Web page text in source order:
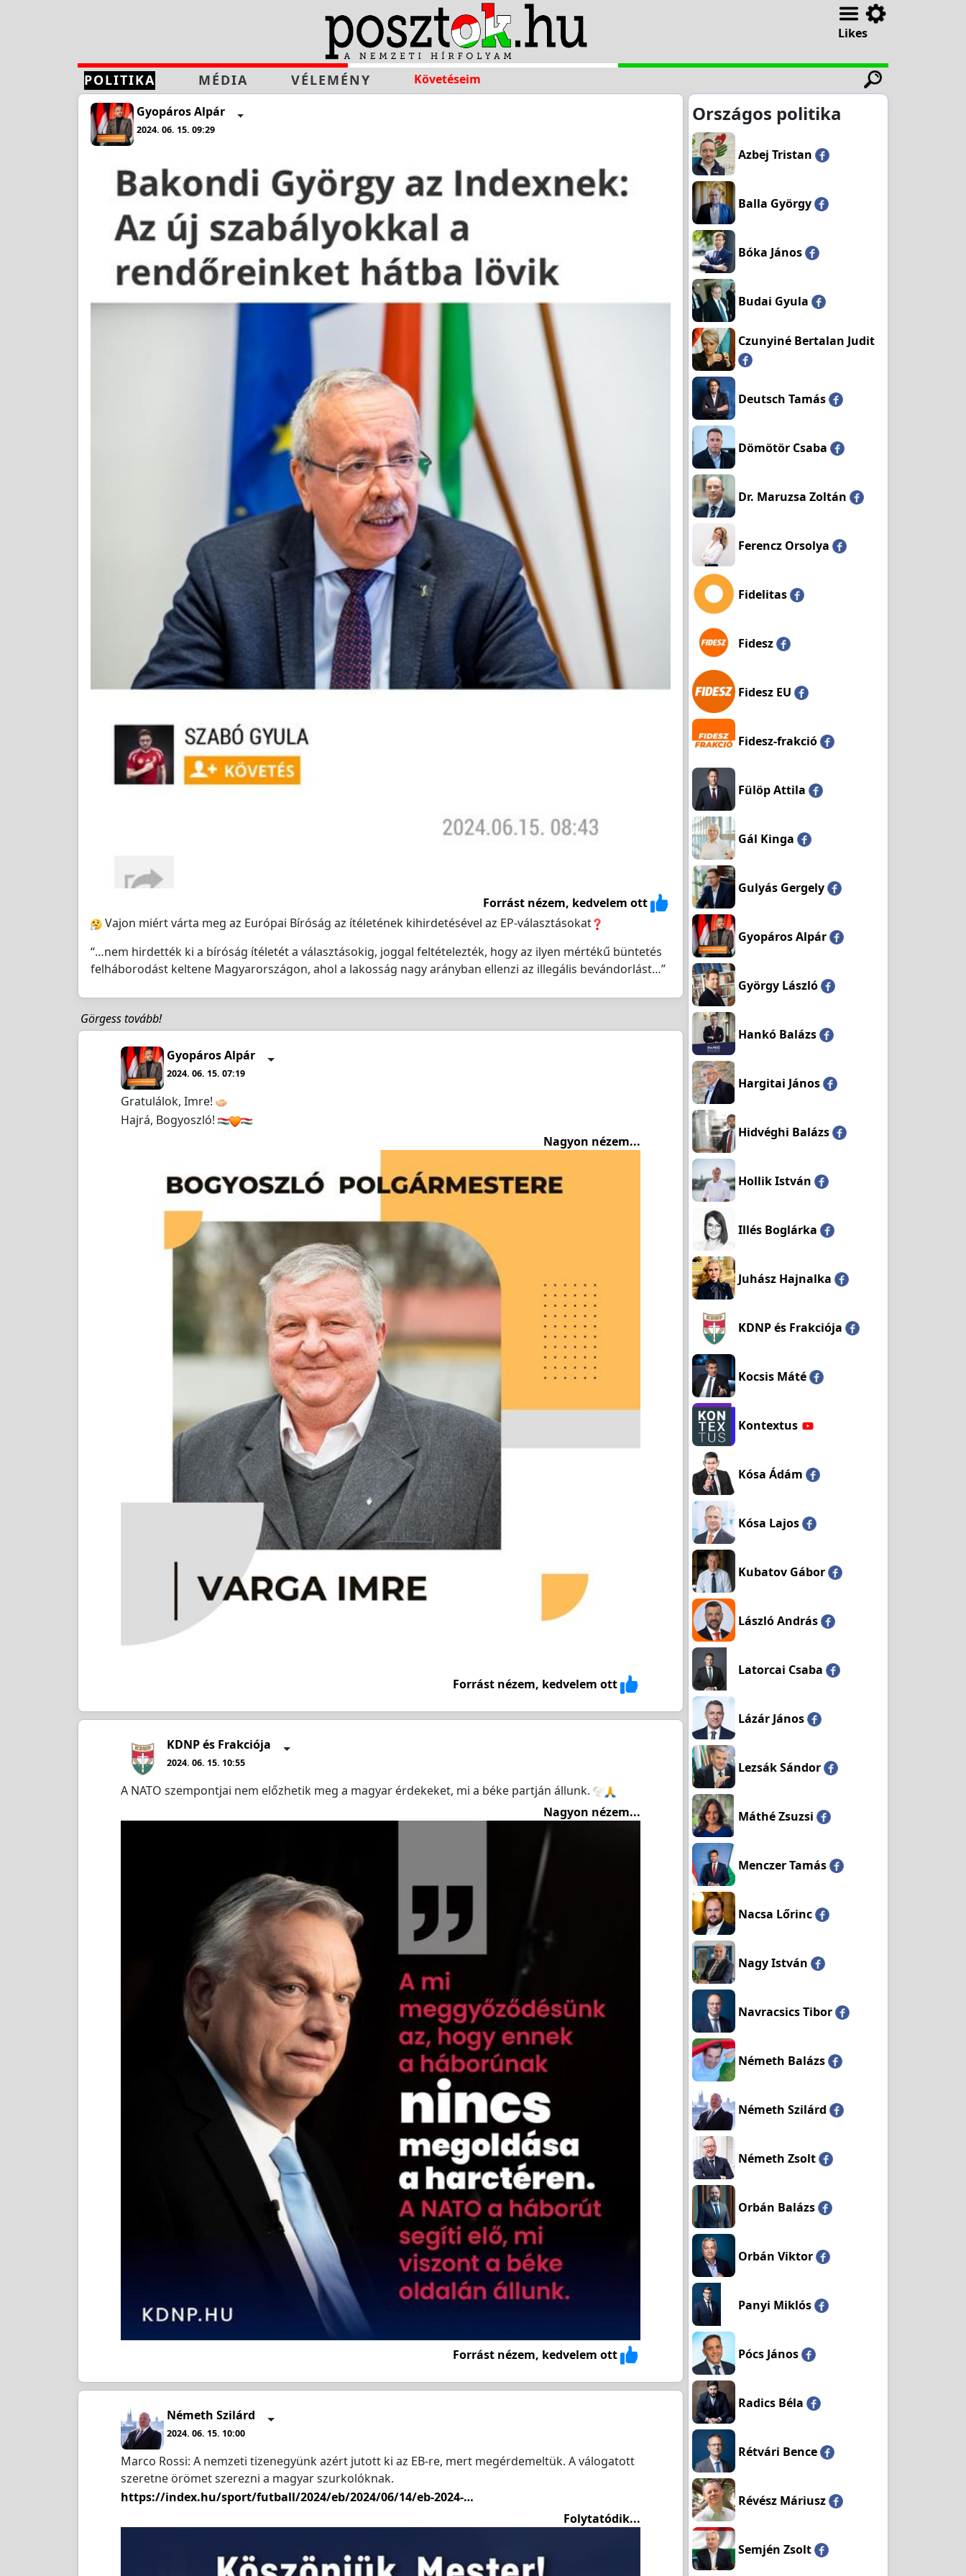
Likes
POLITIKA MÉDIA VÉLEMÉNY Követéseim
Gyopáros Alpár
2024. 06. 15. 09:29
Forrást nézem, kedvelem ott
Vajon miért várta meg az Európai Bíróság az ítéletének kihirdetésével az EP-választásokat
“…nem hirdették ki a bíróság ítéletét a választásokig, joggal feltételezték, hogy az ilyen mértékű büntetés
felháborodást keltene Magyarországon, ahol a lakosság nagy arányban ellenzi az illegális bevándorlást…”
Görgess tovább!
Gyopáros Alpár
2024. 06. 15. 07:19
Gratulálok, Imre!
Hajrá, Bogyoszló!
Nagyon nézem...
Forrást nézem, kedvelem ott
KDNP és Frakciója
2024. 06. 15. 10:55
A NATO szempontjai nem előzhetik meg a magyar érdekeket, mi a béke partján állunk.
Nagyon nézem...
Forrást nézem, kedvelem ott
Németh Szilárd
2024. 06. 15. 10:00
Marco Rossi: A nemzeti tizenegyünk azért jutott ki az EB-re, mert megérdemeltük. A válogatott
szeretne örömet szerezni a magyar szurkolóknak.
https://index.hu/sport/futball/2024/eb/2024/06/14/eb-2024-…
Folytatódik...
Országos politika
Azbej Tristan
Balla György
Bóka János
Budai Gyula
Czunyiné Bertalan Judit
Deutsch Tamás
Dömötör Csaba
Dr. Maruzsa Zoltán
Ferencz Orsolya
Fidelitas
Fidesz
Fidesz EU
Fidesz-frakció
Fülöp Attila
Gál Kinga
Gulyás Gergely
Gyopáros Alpár
György László
Hankó Balázs
Hargitai János
Hidvéghi Balázs
Hollik István
Illés Boglárka
Juhász Hajnalka
KDNP és Frakciója
Kocsis Máté
Kontextus
Kósa Ádám
Kósa Lajos
Kubatov Gábor
László András
Latorcai Csaba
Lázár János
Lezsák Sándor
Máthé Zsuzsi
Menczer Tamás
Nacsa Lőrinc
Nagy István
Navracsics Tibor
Németh Balázs
Németh Szilárd
Németh Zsolt
Orbán Balázs
Orbán Viktor
Panyi Miklós
Pócs János
Radics Béla
Rétvári Bence
Révész Máriusz
Semjén Zsolt